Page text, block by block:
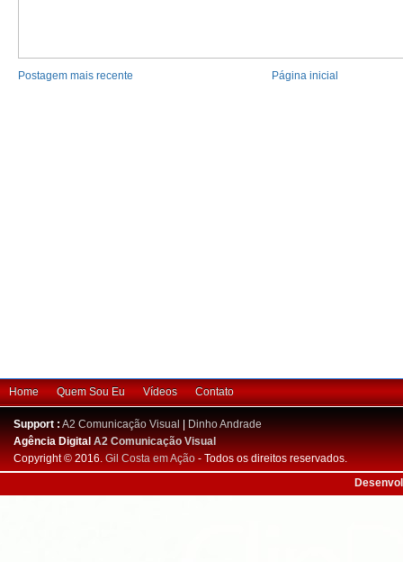
Postagem mais recente Página inicial
Home Quem Sou Eu Vídeos Contato
Support : A2 Comunicação Visual
Dinho Andrade
Agência DigitalA2 Comunicação Visual
Copyright © 2016. Gil Costa em Ação - Todos os direitos reservados.